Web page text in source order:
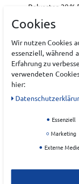
Polyester, 20 %
Hersteller
ADIDAS
EU
adidas AG
Deutschland
Cookies
Wir nutzen Cookies
essenziell, während
Erfahrung zu
verwendeten
hier:
Essenziell
Marketing
Externe